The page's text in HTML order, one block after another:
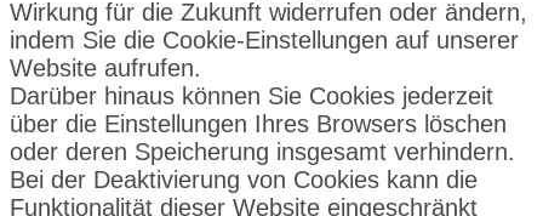
Wirkung für die Zukunft widerrufen oder ändern,
indem Sie die Cookie-Einstellungen auf unserer
Website aufrufen.
Darüber hinaus können Sie Cookies jederzeit
über die Einstellungen Ihres Browsers löschen
oder deren Speicherung insgesamt verhindern.
Bei der Deaktivierung von Cookies kann die
Funktionalität dieser Website eingeschränkt